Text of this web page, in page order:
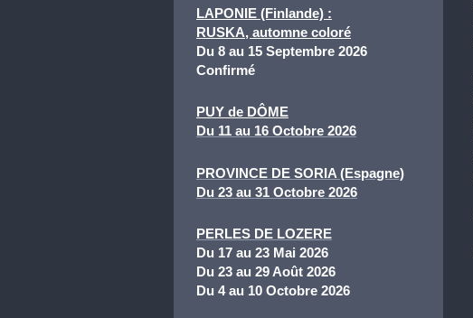
LAPONIE (Finlande) :
RUSKA, automne coloré
Du 8 au 15 Septembre 2026
Confirmé
PUY de DÔME
Du 11 au 16 Octobre 2026
PROVINCE DE SORIA (Espagne)
Du 23 au 31 Octobre 2026
PERLES DE LOZERE
Du 17 au 23 Mai 2026
Du 23 au 29 Août 2026
Du 4 au 10 Octobre 2026